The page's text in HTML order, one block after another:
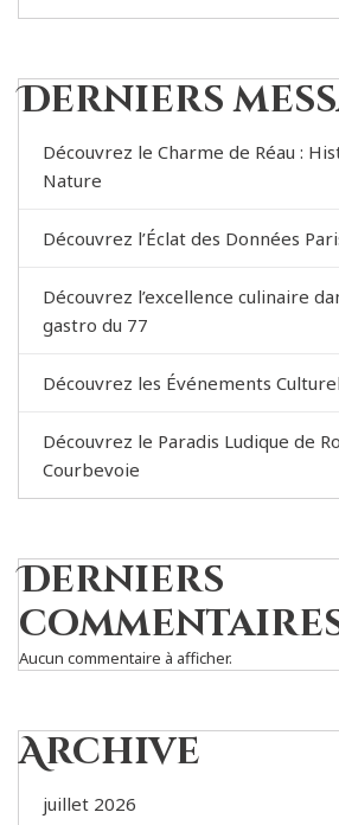
Derniers
Découvrez le Charme de Réau :
Nature
Découvrez l’Éclat des Données
Découvrez l’excellence culinaire
gastro du 77
Découvrez les Événements
Découvrez le Paradis Ludique de
Courbevoie
Derniers
Aucun commentaire à afficher.
Archive
juillet 2026